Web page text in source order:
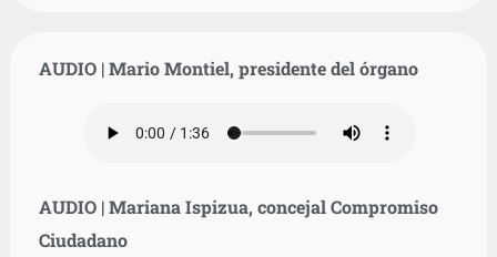
AUDIO | Mario Montiel, presidente del órgano
AUDIO | Mariana Ispizua, concejal Compromiso
Ciudadano